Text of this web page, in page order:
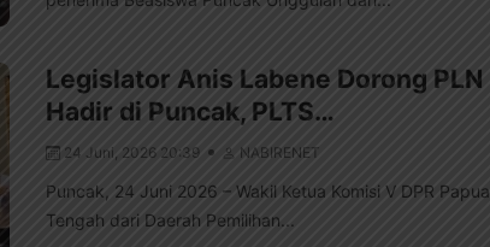
Legislator Anis Labene Dorong PLN
Hadir di Puncak, PLTS…
24 Juni, 2026 20:39 NABIRENET
Puncak, 24 Juni 2026 – Wakil Ketua Komisi V DPR Papua
Tengah dari Daerah Pemilihan...